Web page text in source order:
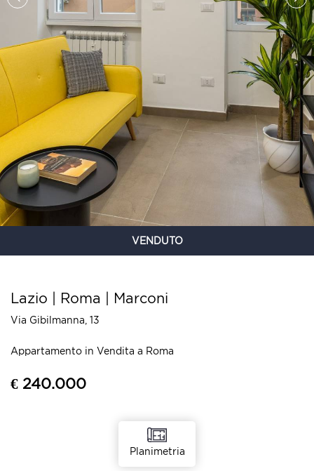
VENDUTO
Lazio | Roma | Marconi
Via Gibilmanna, 13
Appartamento in Vendita a Roma
€ 240.000
Planimetria